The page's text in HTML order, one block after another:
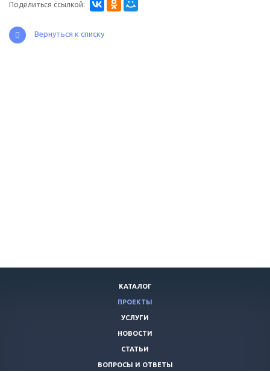
Поделиться ссылкой:
Вернуться к списку
КАТАЛОГ
ПРОЕКТЫ
УСЛУГИ
НОВОСТИ
СТАТЬИ
ВОПРОСЫ И ОТВЕТЫ